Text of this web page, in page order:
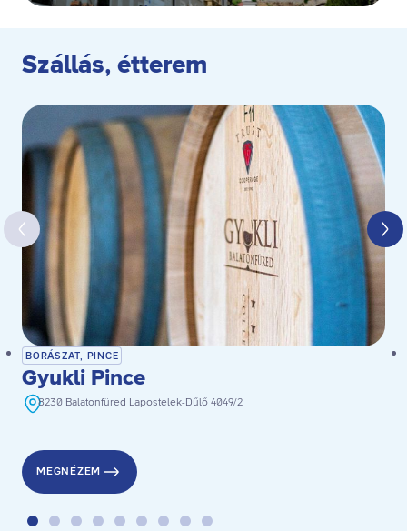
Szállás, étterem
BORÁSZAT, PINCE
Gyukli Pince
8230 Balatonfüred Lapostelek-Dűlő 4049/2
MEGNÉZEM